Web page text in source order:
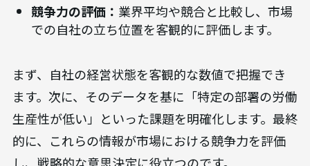
競争力の評価： 業界平均や競合と比較し、市場
での自社の立ち位置を客観的に評価します。
まず、自社の経営状態を客観的な数値で把握でき
ます。次に、そのデータを基に「特定の部署の労働
生産性が低い」といった課題を明確化します。最終
的に、これらの情報が市場における競争力を評価